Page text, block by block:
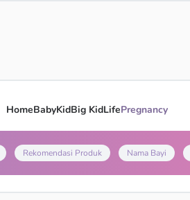
HomeBabyKidBig KidLifePregnancy
Rekomendasi Produk Nama Bayi